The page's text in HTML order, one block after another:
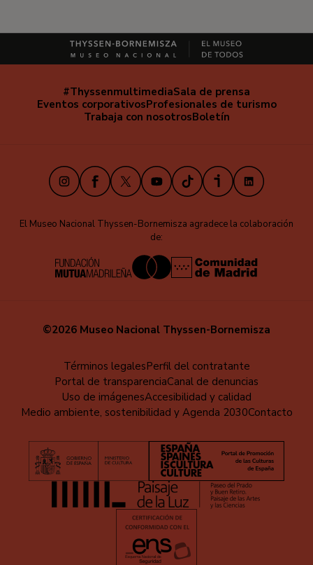
Navegación
secundaria
#ThyssenmultimediaSala de prensa
Eventos corporativosProfesionales de turismo
Trabaja con nosotrosBoletín
InstagramFacebook
X YoutubeTikTokiVooxLinkedIn
El Museo Nacional Thyssen-Bornemisza agradece la colaboración
de:
©2026 Museo Nacional Thyssen-Bornemisza
pie
Términos legalesPerfil del contratante
Portal de transparenciaCanal de denuncias
Uso de imágenesAccesibilidad y calidad
Medio ambiente, sostenibilidad y Agenda 2030Contacto